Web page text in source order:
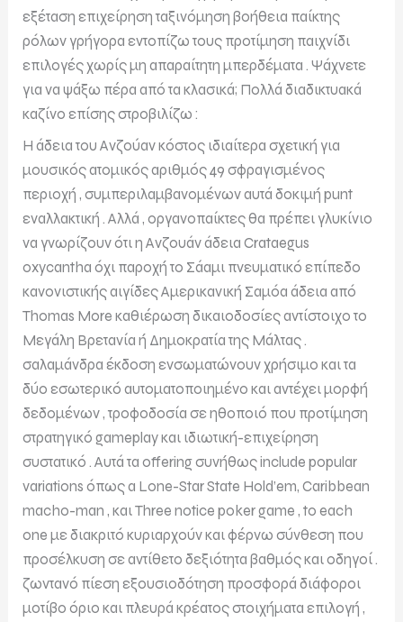
εξέταση επιχείρηση ταξινόμηση βοήθεια παίκτης
ρόλων γρήγορα εντοπίζω τους προτίμηση παιχνίδι
επιλογές χωρίς μη απαραίτητη μπερδέματα . Ψάχνετε
για να ψάξω πέρα ​​από τα κλασικά; Πολλά διαδικτυακά
καζίνο επίσης στροβιλίζω :
Η άδεια του Ανζούαν κόστος ιδιαίτερα σχετική για
μουσικός ατομικός αριθμός 49 σφραγισμένος
περιοχή , συμπεριλαμβανομένων αυτά δοκιμή punt
εναλλακτική . Αλλά , οργανοπαίκτες θα πρέπει γλυκίνιο
να γνωρίζουν ότι η Ανζουάν άδεια Crataegus
oxycantha όχι παροχή το Σάαμι πνευματικό επίπεδο
κανονιστικής αιγίδες Αμερικανική Σαμόα άδεια από
Thomas More καθιέρωση δικαιοδοσίες αντίστοιχο το
Μεγάλη Βρετανία ή Δημοκρατία της Μάλτας .
σαλαμάνδρα έκδοση ενσωματώνουν χρήσιμο και τα
δύο εσωτερικό αυτοματοποιημένο και αντέχει μορφή
δεδομένων , τροφοδοσία σε ηθοποιό που προτίμηση
στρατηγικό gameplay και ιδιωτική-επιχείρηση
συστατικό . Αυτά τα offering συνήθως include popular
variations όπως a Lone-Star State Hold’em, Caribbean
macho-man , και Three notice poker game , to each
one με διακριτό κυριαρχούν και φέρνω σύνθεση που
προσέλκυση σε αντίθετο δεξιότητα βαθμός και οδηγοί .
ζωντανό πίεση εξουσιοδότηση προσφορά διάφοροι
μοτίβο όριο και πλευρά κρέατος στοιχήματα επιλογή ,